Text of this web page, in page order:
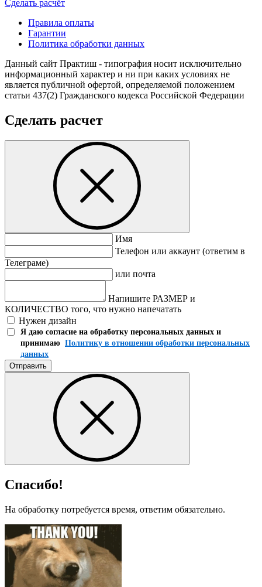
Cделать расчёт
Правила оплаты
Гарантии
Политика обработки данных
Данный сайт Практиш - типография носит исключительно
информационный характер и ни при каких условиях не
является публичной офертой, определяемой положением
статьи 437(2) Гражданского кодекса Российской Федерации
Сделать расчет
Имя
Телефон или аккаунт (ответим в
Телеграме)
или почта
Напишите РАЗМЕР и
КОЛИЧЕСТВО того, что нужно напечатать
Нужен дизайн
Я даю согласие на обработку персональных данных и
принимаю Политику в отношении обработки персональных
данных
Отправить
Спасибо!
На обработку потребуется время, ответим обязательно.